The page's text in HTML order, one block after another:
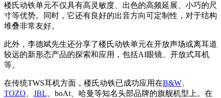
楼氏动铁单元不仅具有高灵敏度、出色的高频延展、小巧的尺
寸等优势。同时，它还有良好的出音方向可定制性，对于结构
堆叠非常友好。
此外，李德斌先生还分享了楼氏动铁单元在开放声场或离耳道
较远的新形态产品的探索和应用，包括AI眼镜、开放式耳机
等。
在传统TWS耳机方面，楼氏动铁已成功应用在B&W
TOZO
JBL 、boAt、哈曼等知名头部品牌的旗舰机型上。在